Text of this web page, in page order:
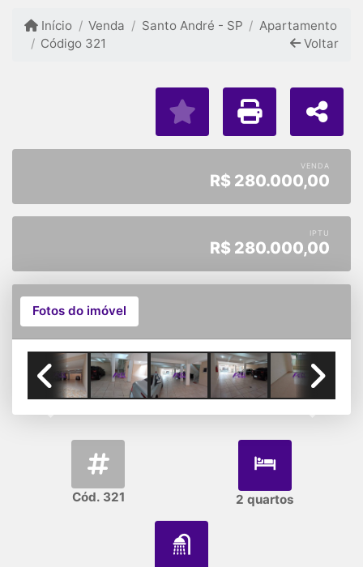
Início Venda Santo André - SP
Apartamento
Código 321
Voltar
VENDA
R$ 280.000,00
IPTU
R$ 280.000,00
Fotos do imóvel
Cód. 321 2 quartos